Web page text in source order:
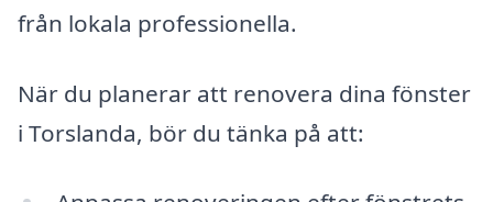
från lokala professionella.
När du planerar att renovera dina fönster
i Torslanda, bör du tänka på att: